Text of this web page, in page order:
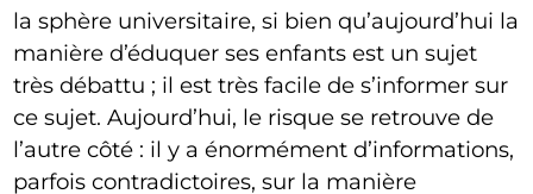
la sphère universitaire, si bien qu’aujourd’hui la
manière d’éduquer ses enfants est un sujet
très débattu ; il est très facile de s’informer sur
ce sujet. Aujourd’hui, le risque se retrouve de
l’autre côté : il y a énormément d’informations,
parfois contradictoires, sur la manière